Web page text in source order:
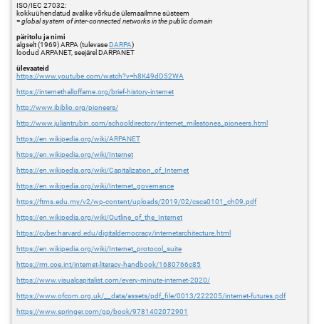
ISO/IEC 27032:
kokkuühendatud avalike võrkude ülemaailmne süsteem
=global system of inter-connected networks in the public domain
päritolu ja nimi
algselt (1969) ARPA (tulevaseDARPA)
loodud ARPANET, seejärel DARPANET
ülevaateid
https://www.youtube.com/watch?v=h8K49dD52WA
https://internethalloffame.org/brief-history-internet
http://www.ibiblio.org/pioneers/
http://www.juliantrubin.com/schooldirectory/internet_milestones_pioneers.html
https://en.wikipedia.org/wiki/ARPANET
https://en.wikipedia.org/wiki/Internet
https://en.wikipedia.org/wiki/Capitalization_of_Internet
https://en.wikipedia.org/wiki/Internet_governance
https://ftms.edu.my/v2/wp-content/uploads/2019/02/csca0101_ch09.pdf
https://en.wikipedia.org/wiki/Outline_of_the_Internet
https://cyber.harvard.edu/digitaldemocracy/internetarchitecture.html
https://en.wikipedia.org/wiki/Internet_protocol_suite
https://rm.coe.int/internet-literacy-handbook/1680766c85
https://www.visualcapitalist.com/every-minute-internet-2020/
https://www.ofcom.org.uk/__data/assets/pdf_file/0013/222205/internet-futures.pdf
https://www.springer.com/gp/book/9781402072901